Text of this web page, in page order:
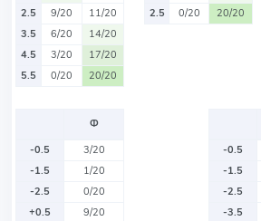
2.5
9/20
11/20
3.5
6/20
14/20
4.5
3/20
17/20
5.5
0/20 20/20
2.5
0/20 20/20
Ф
-0.5
3/20
-1.5
1/20
-2.5
0/20
+0.5
9/20
-0.5
-1.5
-2.5
-3.5